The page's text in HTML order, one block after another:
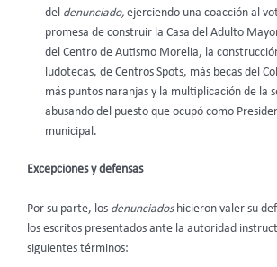
del denunciado, ejerciendo una coacción al
promesa de construir la Casa del Adulto
del Centro de Autismo Morelia, la
ludotecas, de Centros Spots, más becas del
más puntos naranjas y la multiplicación de la
abusando del puesto que ocupó como
municipal.
Excepciones y defensas
Por su parte, los denunciados hicieron valer su
los escritos presentados ante la autoridad
siguientes términos: